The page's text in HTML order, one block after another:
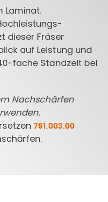
Laminat.
dieser Fräser
auf Leistung und
fache Standzeit bei
Nachschärfen
791.003.00